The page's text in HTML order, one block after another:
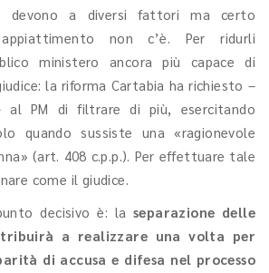
devono a diversi fattori ma certo
non c’è. Per ridurli
ministero ancora più capace di
la riforma Cartabia ha richiesto –
al PM di filtrare di più, esercitando
quando sussiste una «ragionevole
(art. 408 c.p.p.). Per effettuare tale
come il giudice.
decisivo è: la separazione delle
a realizzare una volta per
di accusa e difesa nel processo